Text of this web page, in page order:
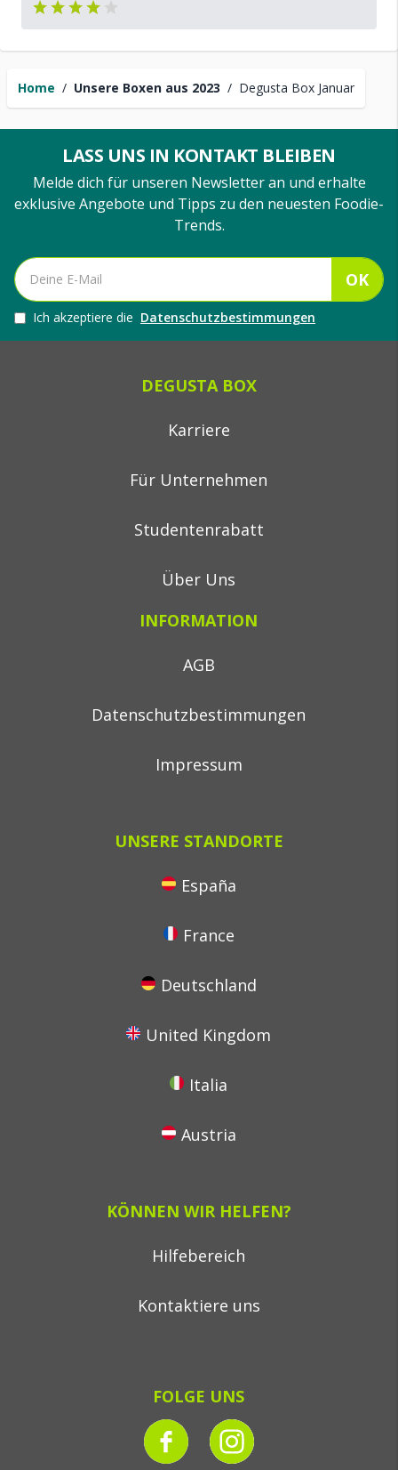
Home / Unsere Boxen aus 2023 / Degusta Box Januar
LASS UNS IN KONTAKT BLEIBEN
Melde dich für unseren Newsletter an und erhalte
exklusive Angebote und Tipps zu den neuesten Foodie-
Trends.
OK
Ich akzeptiere die Datenschutzbestimmungen
DEGUSTA BOX
Karriere
Für Unternehmen
Studentenrabatt
Über Uns
INFORMATION
AGB
Datenschutzbestimmungen
Impressum
UNSERE STANDORTE
España
France
Deutschland
United Kingdom
Italia
Austria
KÖNNEN WIR HELFEN?
Hilfebereich
Kontaktiere uns
FOLGE UNS